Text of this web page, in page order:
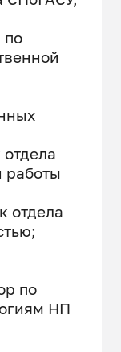
по
работы
отдела
по
НП